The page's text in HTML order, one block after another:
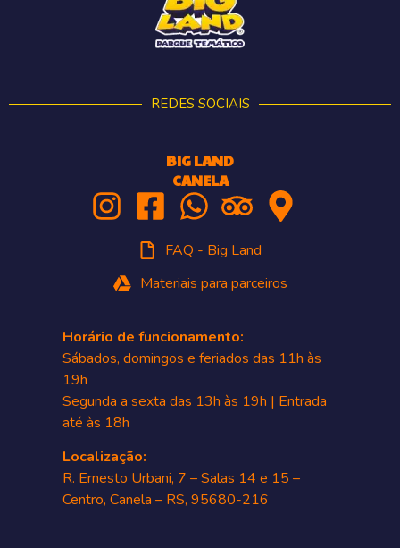
REDES SOCIAIS
BIG LAND
CANELA
FAQ - Big Land
Materiais para parceiros
Horário de funcionamento:
Sábados, domingos e feriados das 11h às
19h
Segunda a sexta das 13h às 19h | Entrada
até às 18h
Localização:
R. Ernesto Urbani, 7 – Salas 14 e 15 –
Centro, Canela – RS, 95680-216